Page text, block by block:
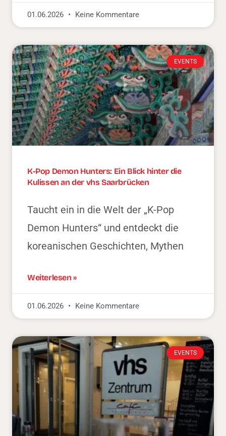
01.06.2026 Keine Kommentare
EVENTS
K-Pop Demon Hunters: Ein Blick hinter die
Kulissen an der vhs Saarbrücken
Taucht ein in die Welt der „K-Pop
Demon Hunters“ und entdeckt die
koreanischen Geschichten, Mythen
Weiterlesen »
01.06.2026 Keine Kommentare
EVENTS